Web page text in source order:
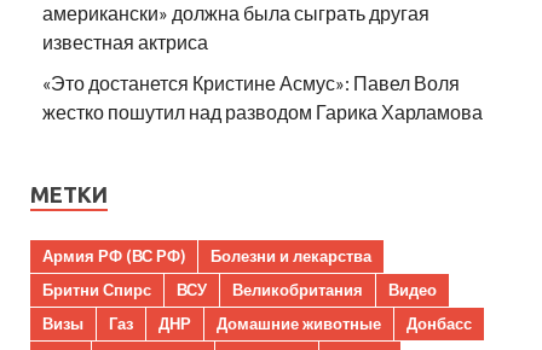
американски» должна была сыграть другая
известная актриса
«Это достанется Кристине Асмус»: Павел Воля
жестко пошутил над разводом Гарика Харламова
МЕТКИ
Армия РФ (ВС РФ)
Болезни и лекарства
Бритни Спирс
ВСУ Великобритания
Видео
Визы
Газ ДНР Домашние животные
Донбасс